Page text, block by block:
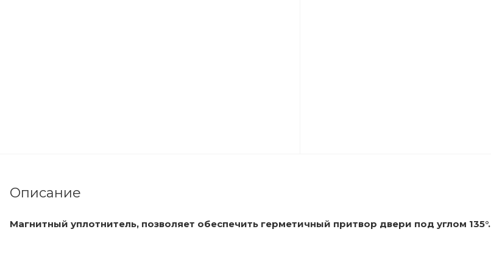
Описание
Магнитный уплотнитель, позволяет обеспечить герметичный притвор двери под углом 135°.